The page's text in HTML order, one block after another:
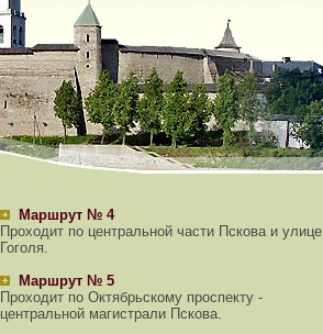
Маршрут № 4
Проходит по центральной части Пскова и улице
Гоголя.
Маршрут № 5
Проходит по Октябрьскому проспекту -
центральной магистрали Пскова.